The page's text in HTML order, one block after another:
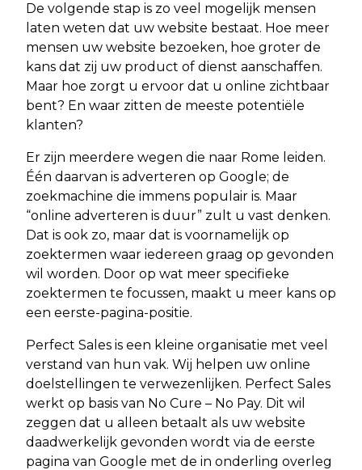
De volgende stap is zo veel mogelijk mensen
laten weten dat uw website bestaat. Hoe meer
mensen uw website bezoeken, hoe groter de
kans dat zij uw product of dienst aanschaffen.
Maar hoe zorgt u ervoor dat u online zichtbaar
bent? En waar zitten de meeste potentiële
klanten?
Er zijn meerdere wegen die naar Rome leiden.
Één daarvan is adverteren op Google; de
zoekmachine die immens populair is. Maar
“online adverteren is duur” zult u vast denken.
Dat is ook zo, maar dat is voornamelijk op
zoektermen waar iedereen graag op gevonden
wil worden. Door op wat meer specifieke
zoektermen te focussen, maakt u meer kans op
een eerste-pagina-positie.
Perfect Sales is een kleine organisatie met veel
verstand van hun vak. Wij helpen uw online
doelstellingen te verwezenlijken. Perfect Sales
werkt op basis van No Cure – No Pay. Dit wil
zeggen dat u alleen betaalt als uw website
daadwerkelijk gevonden wordt via de eerste
pagina van Google met de in onderling overleg